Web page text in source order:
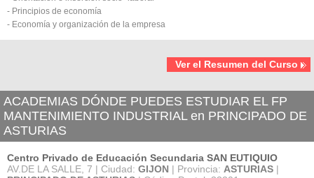
- Principios de economía
- Economía y organización de la empresa
Ver el Resumen del Curso
ACADEMIAS DÓNDE PUEDES ESTUDIAR EL FP
MANTENIMIENTO INDUSTRIAL en PRINCIPADO DE
ASTURIAS
Centro Privado de Educación Secundaria SAN EUTIQUIO
AV.DE LA SALLE, 7 | Ciudad: GIJON | Provincia: ASTURIAS |